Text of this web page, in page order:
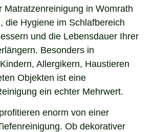
Matratzenreinigung in Womrath
die Hygiene im Schlafbereich
und die Lebensdauer Ihrer
Besonders in
Allergikern, Haustieren
Objekten ist eine
ein echter Mehrwert.
enorm von einer
Ob dekorativer